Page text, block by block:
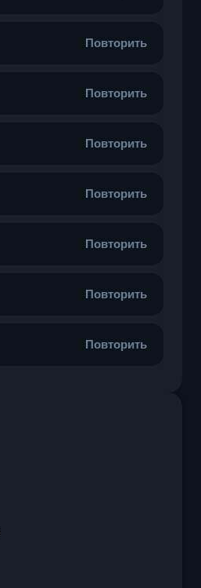
Повторить
Повторить
Повторить
Повторить
Повторить
Повторить
Повторить